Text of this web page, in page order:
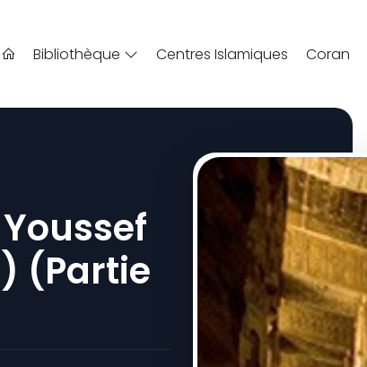
Bibliothèque Centres Islamiques Coran
(partie